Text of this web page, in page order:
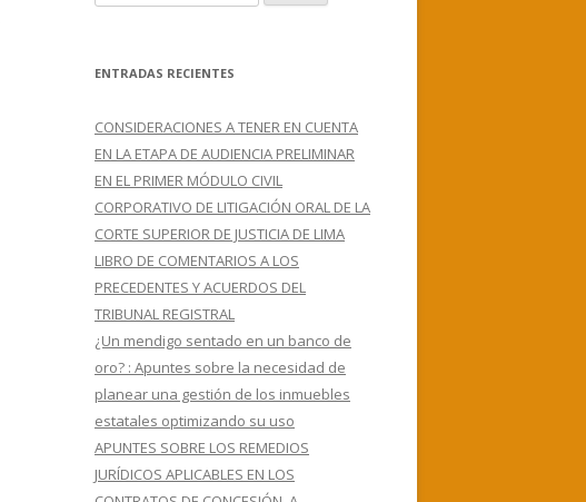
u
c
r
:
ENTRADAS RECIENTES
CONSIDERACIONES A TENER EN CUENTA
EN LA ETAPA DE AUDIENCIA PRELIMINAR
EN EL PRIMER MÓDULO CIVIL
CORPORATIVO DE LITIGACIÓN ORAL DE LA
CORTE SUPERIOR DE JUSTICIA DE LIMA
LIBRO DE COMENTARIOS A LOS
PRECEDENTES Y ACUERDOS DEL
TRIBUNAL REGISTRAL
¿Un mendigo sentado en un banco de
oro? : Apuntes sobre la necesidad de
planear una gestión de los inmuebles
estatales optimizando su uso
APUNTES SOBRE LOS REMEDIOS
JURÍDICOS APLICABLES EN LOS